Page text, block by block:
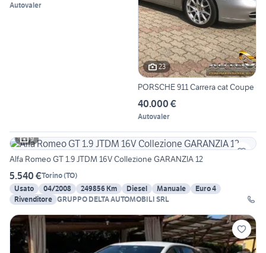
Autovaler
23
PORSCHE 911 Carrera cat Coupe
40.000 €
Autovaler
9
Alfa Romeo GT 1.9 JTDM 16V Collezione GARANZIA 12
5.540 €Torino(TO)
Usato
04/2008 249856 Km Diesel Manuale
Euro 4
Rivenditore
GRUPPO DELTA AUTOMOBILI SRL